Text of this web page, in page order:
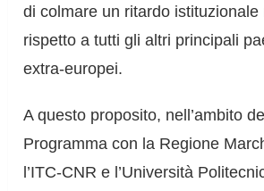
di colmare un ritardo istituzionale
rispetto a tutti gli altri principali
extra-europei.
A questo proposito, nell’ambito
Programma con la Regione
l’ITC-CNR e l’Università